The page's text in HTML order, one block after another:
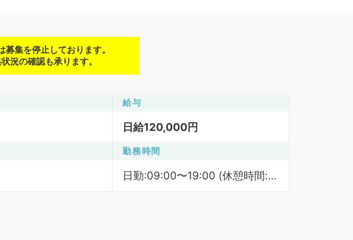
募集を停止しております。
況の確認も承ります。
給与
日給120,000円
勤務時間
日勤:09:00〜19:00 (休憩時間: